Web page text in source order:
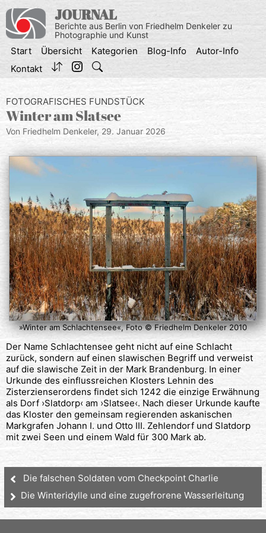
Inhalt
springen
JOURNAL
Berichte aus Berlin von Friedhelm Denkeler zu
Photographie und Kunst
Start Übersicht Kategorien Blog-Info
Autor-Info
Kontakt
FOTOGRAFISCHES FUNDSTÜCK
Winter am Slatsee
Von Friedhelm Denkeler, 29. Januar 2026
»Winter am Schlachtensee«, Foto © Friedhelm Denkeler 2010
Der Name Schlachtensee geht nicht auf eine Schlacht
zurück, sondern auf einen slawischen Begriff und verweist
auf die slawische Zeit in der Mark Brandenburg. In einer
Urkunde des einflussreichen Klosters Lehnin des
Zisterzienserordens findet sich 1242 die einzige Erwähnung
als Dorf ›Slatdorp‹ am ›Slatsee‹. Nach dieser Urkunde kaufte
das Kloster den gemeinsam regierenden askanischen
Markgrafen Johann I. und Otto III. Zehlendorf und Slatdorp
mit zwei Seen und einem Wald für 300 Mark ab.
Die falschen Soldaten vom Checkpoint Charlie
Die Winteridylle und eine zugefrorene Wasserleitung